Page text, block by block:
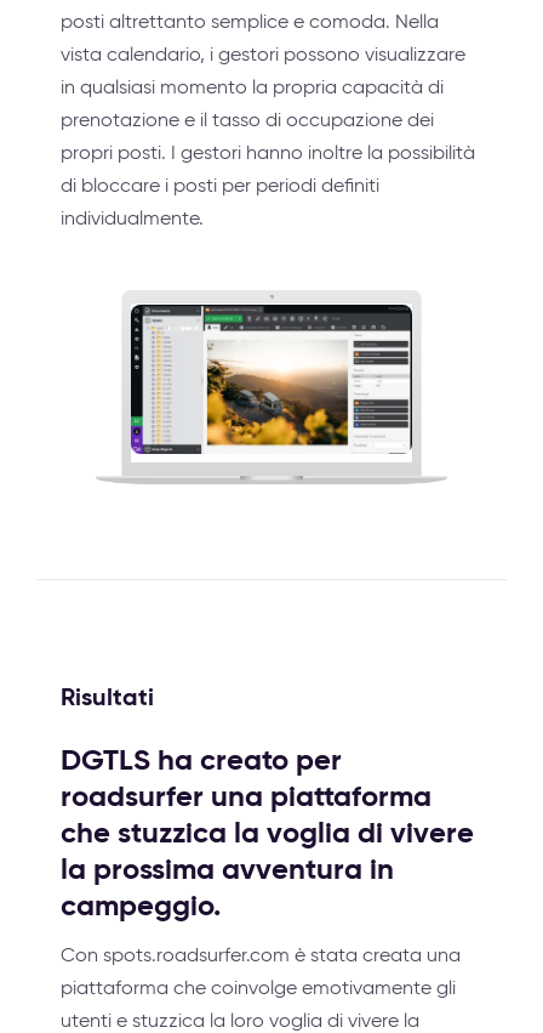
posti altrettanto semplice e comoda. Nella
vista calendario, i gestori possono visualizzare
in qualsiasi momento la propria capacità di
prenotazione e il tasso di occupazione dei
propri posti. I gestori hanno inoltre la possibilità
di bloccare i posti per periodi definiti
individualmente.
Risultati
DGTLS ha creato per
roadsurfer una piattaforma
che stuzzica la voglia di vivere
la prossima avventura in
campeggio.
Con spots.roadsurfer.com è stata creata una
piattaforma che coinvolge emotivamente gli
utenti e stuzzica la loro voglia di vivere la